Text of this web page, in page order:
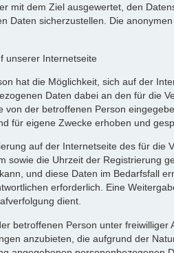
mit dem Ziel ausgewertet, den
Daten sicherzustellen. Die
unserer Internetseite
hat die Möglichkeit, sich auf der
Daten dabei an den für die
von der betroffenen Person
für eigene Zwecke erhoben und
auf der Internetseite des für die
sowie die Uhrzeit der Registrierung
und diese Daten im Bedarfsfall
erforderlich. Eine
dient.
betroffenen Person unter
anzubieten, die aufgrund der